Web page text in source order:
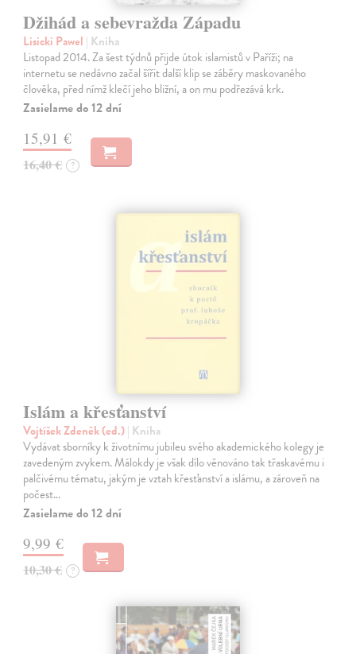
Džihád a sebevražda Západu
Lisicki Pawel | Kniha
Listopad 2014. Za šest týdnů přijde útok islamistů v Paříži; na
internetu se nedávno začal šířit další klip se záběry maskovaného
člověka, před nímž klečí jeho bližní, a on mu podřezává krk.
Zasielame do 12 dní
15,91 €
16,40 € ?
Islám a křesťanství
Vojtíšek Zdeněk (ed.)| Kniha
Vydávat sborníky k životnímu jubileu svého akademického kolegy je
zavedeným zvykem. Málokdy je však dílo věnováno tak třaskavému i
palčivému tématu, jakým je vztah křesťanství a islámu, a zároveň na
počest…
Zasielame do 12 dní
9,99 €
10,30 € ?